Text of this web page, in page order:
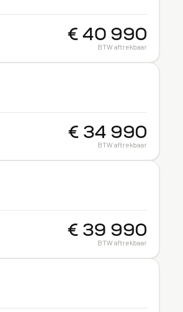
€ 40 990
BTW aftrekbaar
€ 34 990
BTW aftrekbaar
€ 39 990
BTW aftrekbaar